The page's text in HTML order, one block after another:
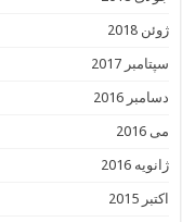
ژوئن 2018
سپتامبر 2017
دسامبر 2016
می 2016
ژانویه 2016
اکتبر 2015